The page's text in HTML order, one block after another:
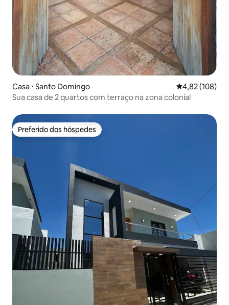
Casa ⋅ Santo Domingo 4,82 de uma
4,82 (108)
Sua casa de 2 quartos com terraço na zona colonial
Preferido dos hóspedes
Preferido dos hóspedes